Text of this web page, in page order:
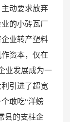
动要求放弃
的小砖瓦厂
业转产塑料
资本，仅在
业发展成为一
引进了超宽
敢吃“洋螃
县的支柱企